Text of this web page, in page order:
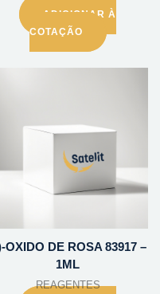
ADICIONAR À
COTAÇÃO
OXIDO DE ROSA 83917 –
1ML
REAGENTES